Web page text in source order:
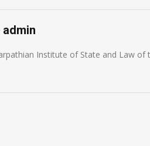
Institute of State and Law of